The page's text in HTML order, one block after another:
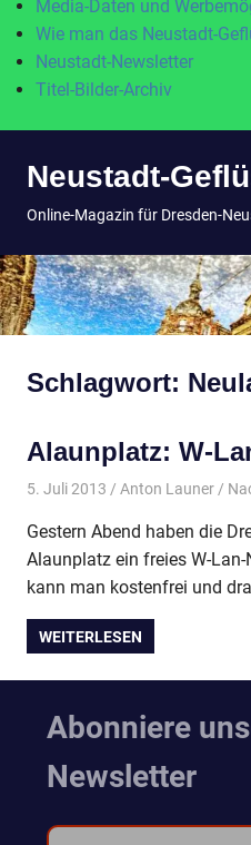
Media-Daten und
Wie man das Neustadt-
Neustadt-Newsletter
Titel-Bilder-Archiv
InhaltNeustadt-
Online-Magazin für Dresden-
Schlagwort:
Alaunplatz: W-
5. Juli 2013 Anton Launer
Gestern Abend haben die
Alaunplatz ein freies W-
kann man kostenfrei und
WEITERLESEN
Abonniere
Newsletter